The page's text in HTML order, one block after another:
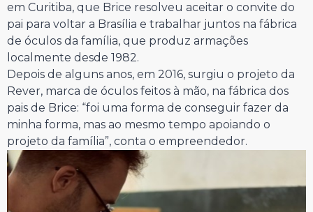
em Curitiba, que Brice resolveu aceitar o convite do
pai para voltar a Brasília e trabalhar juntos na fábrica
de óculos da família, que produz armações
localmente desde 1982.
Depois de alguns anos, em 2016, surgiu o projeto da
Rever, marca de óculos feitos à mão, na fábrica dos
pais de Brice: “foi uma forma de conseguir fazer da
minha forma, mas ao mesmo tempo apoiando o
projeto da família”, conta o empreendedor.